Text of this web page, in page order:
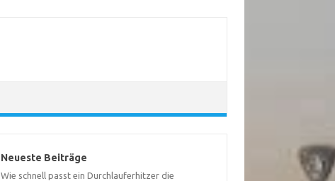
Neueste Beiträge
Wie schnell passt ein Durchlauferhitzer die